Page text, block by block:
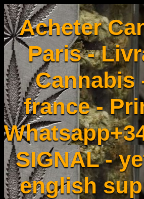
Acheter
Paris -
Cannabis
france -
SIGNAL -
english